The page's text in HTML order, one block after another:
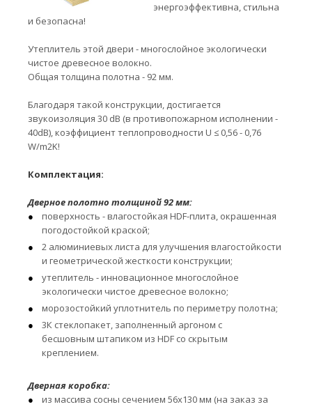
энергоэффективна, стильна
и безопасна!
Утеплитель этой двери - многослойное экологически
чистое древесное волокно.
Общая толщина полотна - 92 мм.
Благодаря такой конструкции, достигается
звукоизоляция 30 dB (в противопожарном исполнении -
40dB), коэффициент теплопроводности U ≤ 0,56 - 0,76
W/m2K!
Комплектация:
Дверное полотно толщиной 92 мм:
поверхность - влагостойкая HDF-плита, окрашенная
погодостойкой краской;
2 алюминиевых листа для улучшения влагостойкости
и геометрической жесткости конструкции;
утеплитель - инновационное многослойное
экологически чистое древесное волокно;
морозостойкий уплотнитель по периметру полотна;
3К стеклопакет, заполненный аргоном с
бесшовным штапиком из HDF со скрытым
креплением.
Дверная коробка:
из массива сосны сечением 56х130 мм (на заказ за